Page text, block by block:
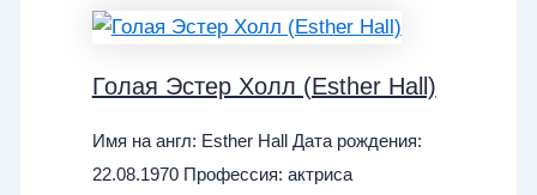
Голая Эстер Холл (Esther Hall)
Имя на англ: Esther Hall Дата рождения:
22.08.1970 Профессия: актриса